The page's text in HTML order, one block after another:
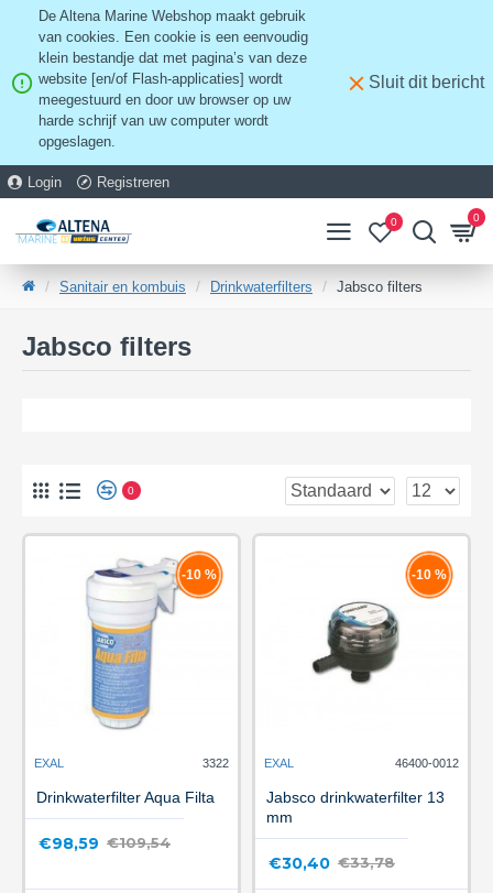
De Altena Marine Webshop maakt gebruik
van cookies. Een cookie is een eenvoudig
klein bestandje dat met pagina’s van deze
website [en/of Flash-applicaties] wordt
meegestuurd en door uw browser op uw
harde schrijf van uw computer wordt
opgeslagen.
Sluit dit bericht
Login Registreren
0 0
Sanitair en kombuis Drinkwaterfilters Jabsco filters
Jabsco filters
0
-10 %
EXAL 3322
Drinkwaterfilter Aqua Filta
€98,59 €109,54
-10 %
EXAL 46400-0012
Jabsco drinkwaterfilter 13
mm
€30,40 €33,78